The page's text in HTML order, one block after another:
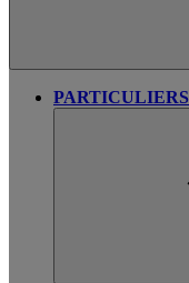
PARTICULIERS